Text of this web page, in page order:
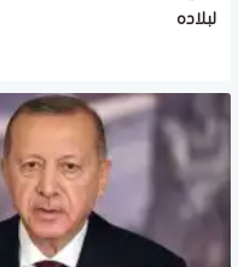
لبلاده